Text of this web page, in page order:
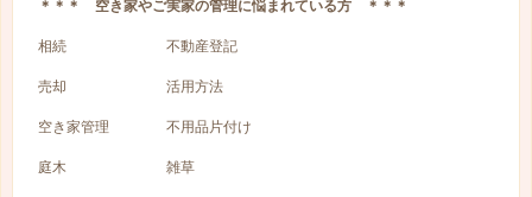
＊＊＊ 空き家やご実家の管理に悩まれている方 ＊＊＊
相続 不動産登記
売却 活用方法
空き家管理 不用品片付け
庭木 雑草